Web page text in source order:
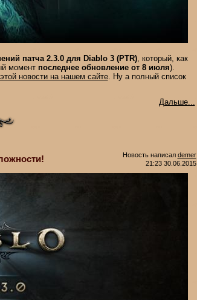
патча 2.3.0 для Diablo 3 (PTR), который, как
момент последнее обновление от 8 июля).
новости на нашем сайте. Ну а полный список
Дальше...
Новость написал demer
21:23 30.06.2015